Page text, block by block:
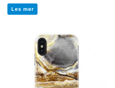
Vurdert
av
5
Les mer